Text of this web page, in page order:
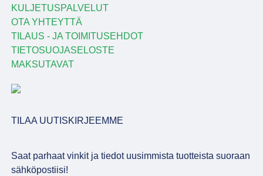
KULJETUSPALVELUT
OTA YHTEYTTÄ
TILAUS - JA TOIMITUSEHDOT
TIETOSUOJASELOSTE
MAKSUTAVAT
TILAA UUTISKIRJEEMME
Saat parhaat vinkit ja tiedot uusimmista tuotteista suoraan
sähköpostiisi!